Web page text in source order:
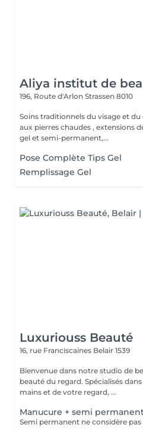
Aliya institut de
196, Route d'Arlon Strassen 8010
Soins traditionnels du visage et
aux pierres chaudes , extensions
gel et semi-permanent,...
Pose Complète Tips Gel
Remplissage Gel
Luxuriouss Beauté
16, rue Franciscaines Belair 1539
Bienvenue dans notre studio de
beauté du regard. Spécialisés dans la mise en valeur de vos
mains et de votre regard, ...
Manucure + semi